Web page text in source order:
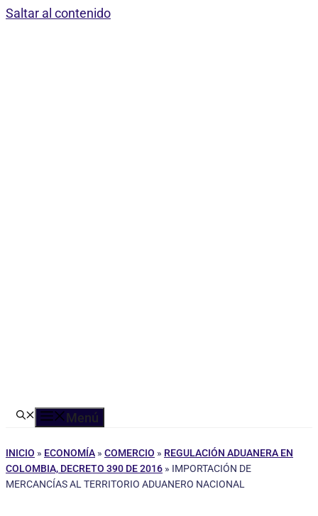
Saltar al contenido
Menú
INICIO » ECONOMÍA » COMERCIO » REGULACIÓN ADUANERA EN
COLOMBIA, DECRETO 390 DE 2016 » IMPORTACIÓN DE
MERCANCÍAS AL TERRITORIO ADUANERO NACIONAL